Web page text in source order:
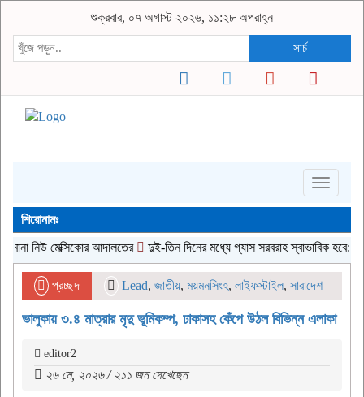
শুক্রবার, ০৭ অগাস্ট ২০২৬, ১১:২৮ অপরাহ্ন
সার্চ
Toggle
শিরোনামঃ
নিউ মেক্সিকোর আদালতের দুই-তিন দিনের মধ্যে গ্যাস সরবরাহ স্বাভাবিক হবে: জ্বালানি
প্রচ্ছদ Lead, জাতীয়, ময়মনসিংহ, লাইফস্টাইল, সারাদেশ
ভালুকায় ৩.৪ মাত্রার মৃদু ভূমিকম্প, ঢাকাসহ কেঁপে উঠল বিভিন্ন এলাকা
editor2
২৬ মে, ২০২৬ / ২১১ জন দেখেছেন